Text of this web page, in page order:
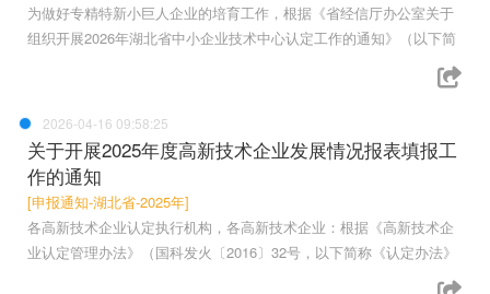
为做好专精特新小巨人企业的培育工作，根据《省经信厅办公室关于
组织开展2026年湖北省中小企业技术中心认定工作的通知》（以下简
2026-04-16 09:58:25
关于开展2025年度高新技术企业发展情况报表填报工
作的通知
[申报通知-湖北省-2025年]
各高新技术企业认定执行机构，各高新技术企业：根据《高新技术企
业认定管理办法》（国科发火〔2016〕32号，以下简称《认定办法》